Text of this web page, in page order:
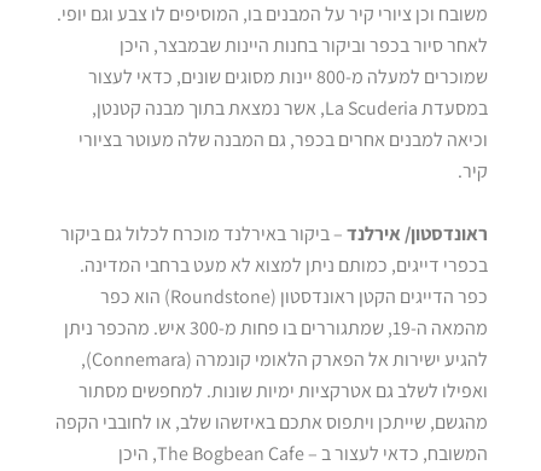
משובח וכן ציורי קיר על המבנים בו, המוסיפים לו צבע וגם יופי.
לאחר סיור בכפר וביקור בחנות היינות שבמבצר, היכן
שמוכרים למעלה מ-800 יינות מסוגים שונים, כדאי לעצור
במסעדת La Scuderia, אשר נמצאת בתוך מבנה קטנטן,
וכיאה למבנים אחרים בכפר, גם המבנה שלה מעוטר בציורי
קיר.
ראונדסטון/ אירלנד– ביקור באירלנד מוכרח לכלול גם ביקור
בכפרי דייגים, כמותם ניתן למצוא לא מעט ברחבי המדינה.
כפר הדייגים הקטן ראונדסטון (Roundstone) הוא כפר
מהמאה ה-19, שמתגוררים בו פחות מ-300 איש. מהכפר ניתן
להגיע ישירות אל הפארק הלאומי קונמרה (Connemara),
ואפילו לשלב גם אטרקציות ימיות שונות. למחפשים מסתור
מהגשם, שייתכן ויתפוס אתכם באיזשהו שלב, או לחובבי הקפה
המשובח, כדאי לעצור ב – The Bogbean Cafe, היכן